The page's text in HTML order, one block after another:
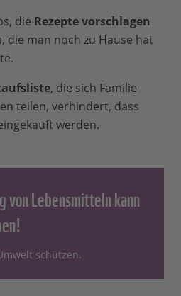
die Rezepte vorschlagen
die man noch zu Hause hat
, die sich Familie
teilen, verhindert, dass
werden.
von Lebensmitteln kann
schützen.